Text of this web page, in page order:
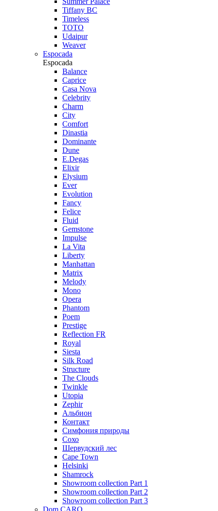
Tiffany BC
Timeless
TOTO
Udaipur
Weaver
Espocada
Espocada
Balance
Caprice
Casa Nova
Celebrity
Charm
City
Comfort
Dinastia
Dominante
Dune
E.Degas
Elixir
Elysium
Ever
Evolution
Fancy
Felice
Fluid
Gemstone
Impulse
La Vita
Liberty
Manhattan
Matrix
Melody
Mono
Opera
Phantom
Poem
Prestige
Reflection FR
Royal
Siesta
Silk Road
Structure
The Clouds
Twinkle
Utopia
Zephir
Альбион
Контакт
Симфония природы
Сохо
Шервудский лес
Cape Town
Helsinki
Shamrock
Showroom collection Part 1
Showroom collection Part 2
Showroom collection Part 3
Dom CARO